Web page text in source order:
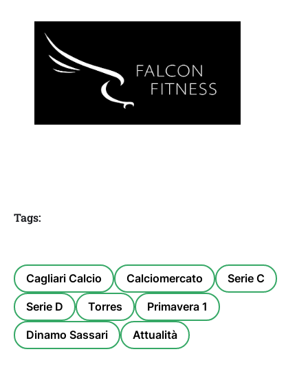
Tags:
Cagliari Calcio Calciomercato Serie C
Serie D Torres Primavera 1
Dinamo Sassari Attualità